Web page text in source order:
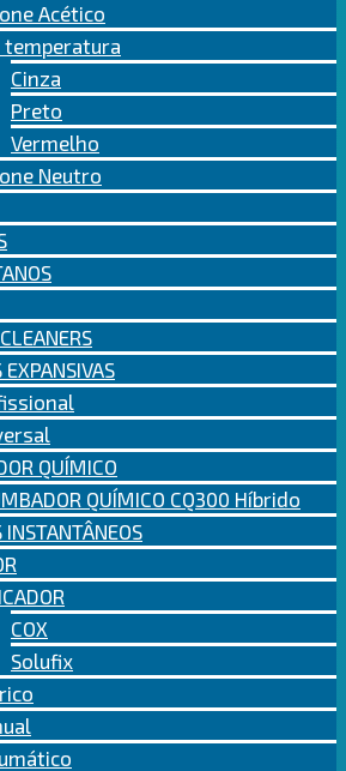
Acético
temperatura
Cinza
Preto
Vermelho
Neutro
QUÍMICO
QUÍMICO CQ300 Híbrido
INSTANTÂNEOS
COX
Solufix